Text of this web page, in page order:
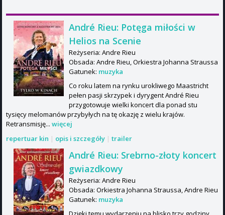
André Rieu: Potęga miłości w
Helios na Scenie
Reżyseria: Andre Rieu
Obsada: Andre Rieu, Orkiestra Johanna Straussa
Gatunek: muzyka
Co roku latem na rynku urokliwego Maastricht
pełen pasji skrzypek i dyrygent André Rieu
przygotowuje wielki koncert dla ponad stu
tysięcy melomanów przybyłych na tę okazję z wielu krajów.
Retransmisję... więcej
repertuar kin | opis i szczegóły | trailer
André Rieu: Srebrno-złoty koncert
gwiazdkowy
Reżyseria: Andre Rieu
Obsada: Orkiestra Johanna Straussa, Andre Rieu
Gatunek: muzyka